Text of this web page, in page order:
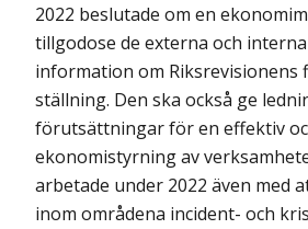
2022 beslutade om en
tillgodose de externa och
information om Riksrevisionens
ställning. Den ska också ge
förutsättningar för en effektiv
ekonomistyrning av
arbetade under 2022 även med
inom områdena incident- och